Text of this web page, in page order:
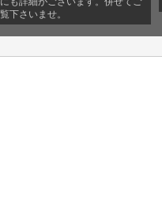
覧下さいませ。